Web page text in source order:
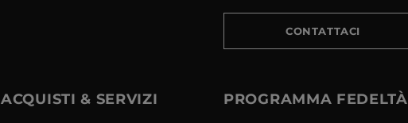
CONTATTACI
ACQUISTI & SERVIZI PROGRAMMA FEDELTÀ